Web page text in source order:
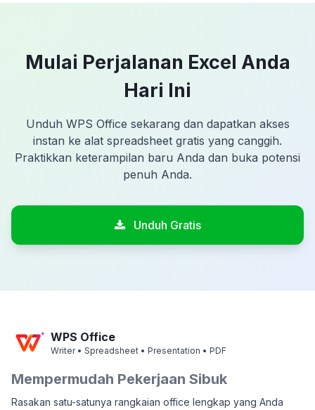
Mulai Perjalanan Excel Anda
Hari Ini
Unduh WPS Office sekarang dan dapatkan akses
instan ke alat spreadsheet gratis yang canggih.
Praktikkan keterampilan baru Anda dan buka potensi
penuh Anda.
Unduh Gratis
WPS Office
Writer • Spreadsheet • Presentation • PDF
Mempermudah Pekerjaan Sibuk
Rasakan satu-satunya rangkaian office lengkap yang Anda